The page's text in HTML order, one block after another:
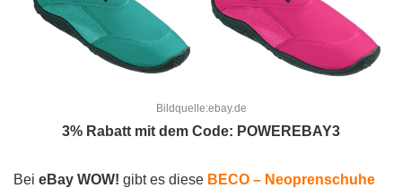
Bildquelle:ebay.de
3% Rabatt mit dem Code: POWEREBAY3
Bei eBay WOW! gibt es diese BECO – Neoprenschuhe